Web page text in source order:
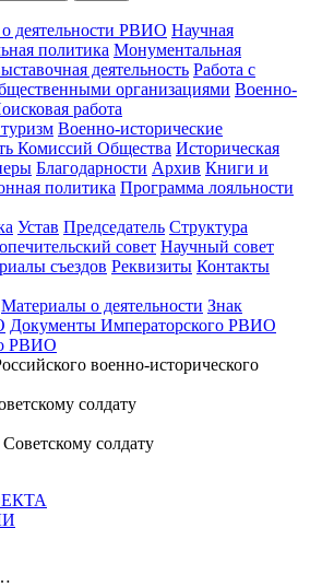
деятельности РВИО Научная
политика Монументальная
деятельность Работа с
организациями Военно-
работа
Военно-исторические
Комиссий Общества Историческая
Благодарности Архив Книги и
политика Программа лояльности
Устав Председатель Структура
совет Научный совет
съездов Реквизиты Контакты
Материалы о деятельности Знак
Документы Императорского РВИО
РВИО
военно-исторического
солдату